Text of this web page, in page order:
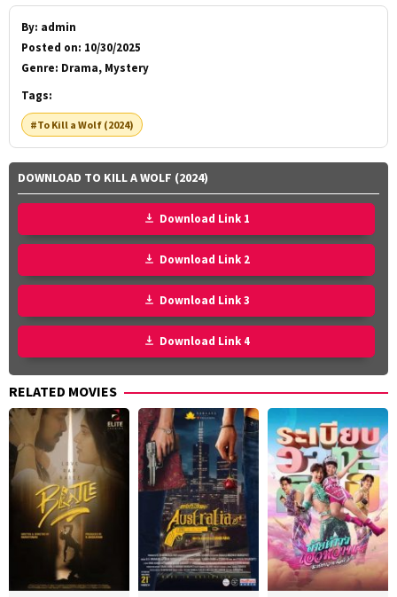
By: admin
Posted on: 10/30/2025
Genre: Drama, Mystery
Tags:
#To Kill a Wolf (2024)
DOWNLOAD TO KILL A WOLF (2024)
Download Link 1
Download Link 2
Download Link 3
Download Link 4
RELATED MOVIES